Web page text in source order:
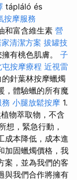
tápláló és
按摩服務
和富含維生素 營
清潔方案 拔罐技
有桃色肌膚。 子
屯按摩療程 近視雷
針葉林按摩蠟燭
，體驗蠟的所有魔
小腿放鬆按摩 1.
物萃取物，不含
想，緊急行動，
成本降低，成本進
加固蠟燭價格，我
案，並為我們的客
與我們合作將擁有